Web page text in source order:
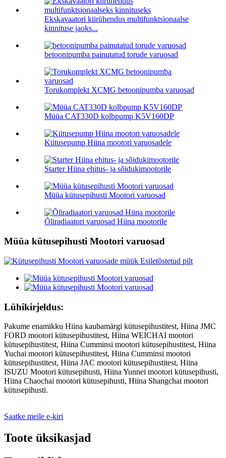
Ekskavaatori kiirühendus multifunktsionaalse
kinnituse jaoks...
betoonipumba painutatud torude varuosad
Torukomplekt XCMG betoonipumba varuosad
Müüa CAT330D kolbpump K5V160DP
Kütusepump Hiina mootori varuosadele
Starter Hiina ehitus- ja sõidukimootorile
Müüa kütusepihusti Mootori varuosad
Õliradiaatori varuosad Hiina mootorile
Müüa kütusepihusti Mootori varuosad
Lühikirjeldus:
Pakume enamikku Hiina kaubamärgi kütusepihustitest, Hiina JMC
FORD mootori kütusepihustitest, Hiina WEICHAI mootori
kütusepihustitest, Hiina Cumminsi mootori kütusepihustitest, Hiina
Yuchai mootori kütusepihustitest, Hiina Cumminsi mootori
kütusepihustitest, Hiina JAC mootori kütusepihustitest, Hiina
ISUZU Mootori kütusepihusti, Hiina Yunnei mootori kütusepihusti,
Hiina Chaochai mootori kütusepihusti, Hiina Shangchai mootori
kütusepihusti.
Saatke meile e-kiri
Toote üksikasjad